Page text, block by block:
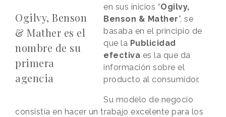
Ogilvy, Benson
& Mather es el
nombre de su
primera
agencia
en sus inicios “Ogilvy,
Benson & Mather”, se
basaba en el principio de
que la Publicidad
efectiva es la que da
información sobre el
producto al consumidor.
Su modelo de negocio
consistía en hacer un trabajo excelente para los